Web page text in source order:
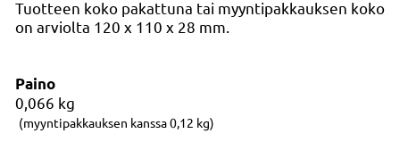
Tuotteen koko pakattuna tai myyntipakkauksen koko
on arviolta 120 x 110 x 28 mm.
Paino
0,066 kg
(myyntipakkauksen kanssa 0,12 kg)